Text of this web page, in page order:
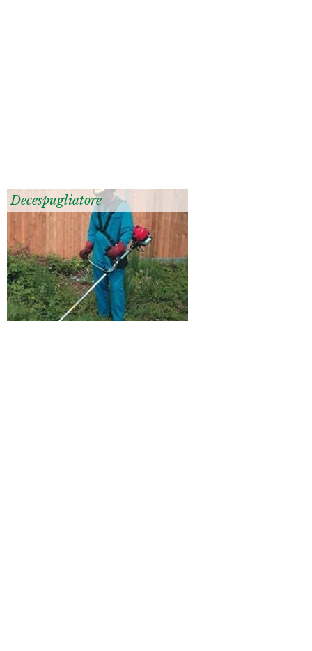
Decespugliatore